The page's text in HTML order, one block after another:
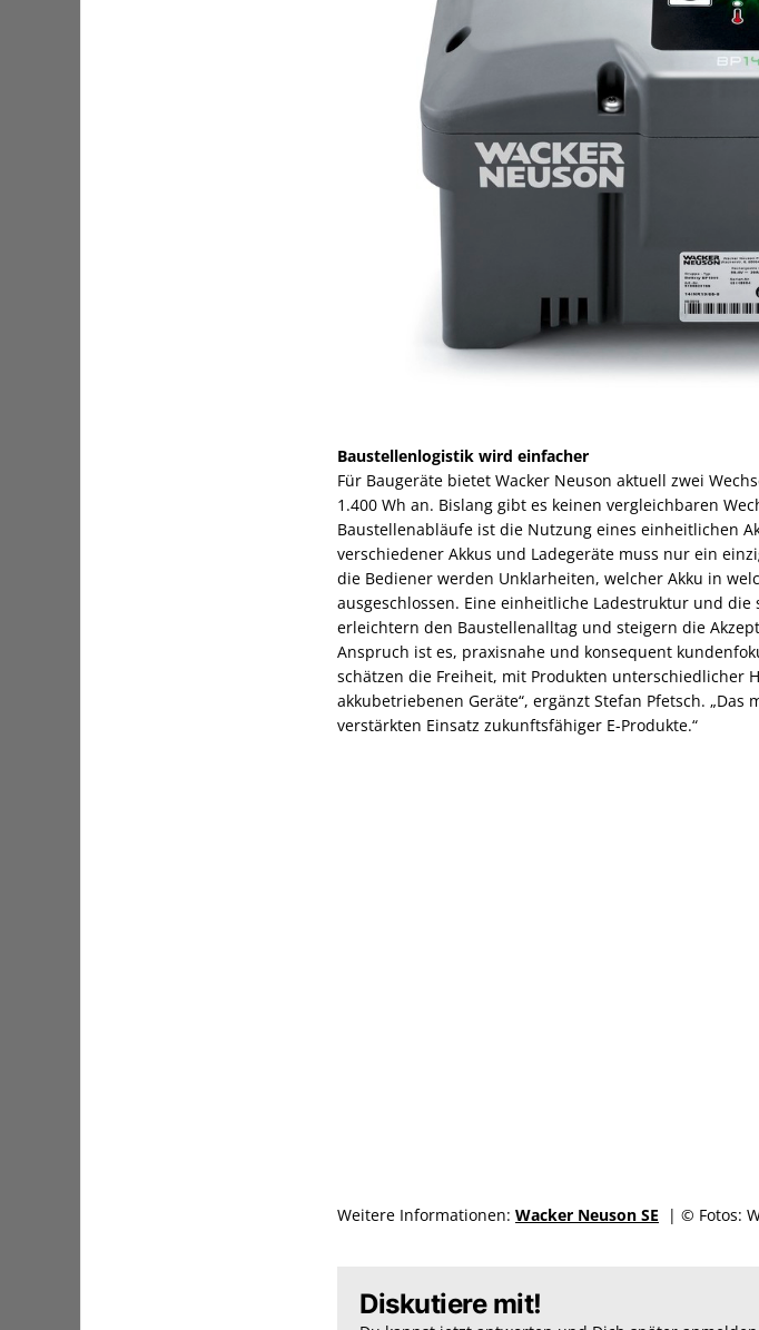
Baustellenlogistik wird einfacher
Für Baugeräte bietet Wacker Neuson aktuell zwei
1.400 Wh an. Bislang gibt es keinen vergleichbaren
Baustellenabläufe ist die Nutzung eines einheitlichen
verschiedener Akkus und Ladegeräte muss nur ein
die Bediener werden Unklarheiten, welcher Akku in
ausgeschlossen. Eine einheitliche Ladestruktur und
erleichtern den Baustellenalltag und steigern die
Anspruch ist es, praxisnahe und konsequent
schätzen die Freiheit, mit Produkten unterschiedlicher
akkubetriebenen Geräte“, ergänzt Stefan Pfetsch.
verstärkten Einsatz zukunftsfähiger E-Produkte.“
Weitere Informationen: Wacker Neuson SE | © Fotos:
Diskutiere mit!